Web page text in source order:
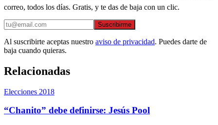
correo, todos los días. Gratis, y te das de baja con un clic.
Suscribirme
Al suscribirte aceptas nuestro aviso de privacidad. Puedes darte de
baja cuando quieras.
Relacionadas
Elecciones 2018
“Chanito” debe definirse: Jesús Pool